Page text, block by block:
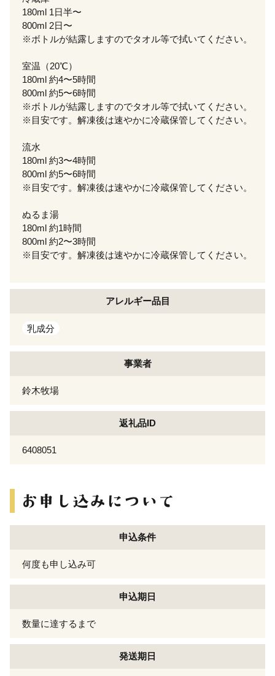
180ml 1日半〜
800ml 2日〜
※ボトルが結露しますのでタオル等で拭いてください。
室温（20℃）
180ml 約4〜5時間
800ml 約5〜6時間
※ボトルが結露しますのでタオル等で拭いてください。
※目安です。解凍後は速やかに冷蔵保管してください。
流水
180ml 約3〜4時間
800ml 約5〜6時間
※目安です。解凍後は速やかに冷蔵保管してください。
ぬるま湯
180ml 約1時間
800ml 約2〜3時間
※目安です。解凍後は速やかに冷蔵保管してください。
アレルギー品目
乳成分
事業者
鈴木牧場
返礼品ID
6408051
申込条件
何度も申し込み可
申込期日
数量に達するまで
発送期日